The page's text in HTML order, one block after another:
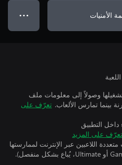
الأمنيات ● ● ●
وصولاً إلى معلومات ملف
تعرّف على
داخل التطبيق
تعرّف على المزيد
اللاعبين عبر الإنترنت لممارستها